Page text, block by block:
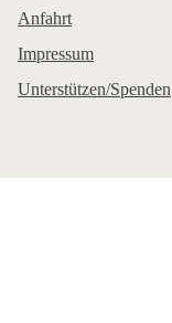
Anfahrt
Impressum
Unterstützen/Spenden